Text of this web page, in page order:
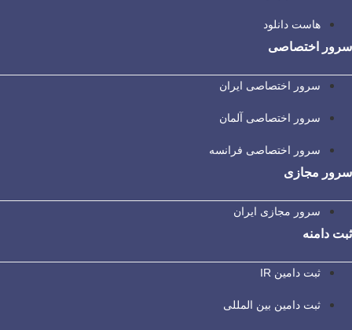
هاست دانلود
سرور اختصاصی
سرور اختصاصی ایران
سرور اختصاصی آلمان
سرور اختصاصی فرانسه
سرور مجازی
سرور مجازی ایران
ثبت دامنه
ثبت دامین IR
ثبت دامین بین المللی